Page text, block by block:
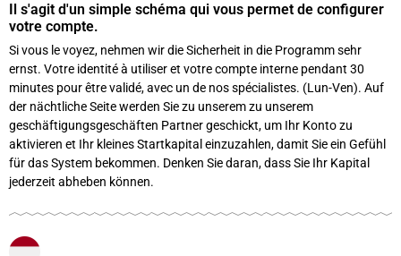
Il s'agit d'un simple schéma qui vous permet de configurer
votre compte.
Si vous le voyez, nehmen wir die Sicherheit in die Programm sehr
ernst. Votre identité à utiliser et votre compte interne pendant 30
minutes pour être validé, avec un de nos spécialistes. (Lun-Ven). Auf
der nächtliche Seite werden Sie zu unserem zu unserem
geschäftigungsgeschäften Partner geschickt, um Ihr Konto zu
aktivieren et Ihr kleines Startkapital einzuzahlen, damit Sie ein Gefühl
für das System bekommen. Denken Sie daran, dass Sie Ihr Kapital
jederzeit abheben können.